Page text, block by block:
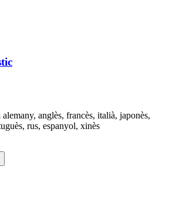
anglès, francès, italià, japonès,
rus, espanyol, xinès